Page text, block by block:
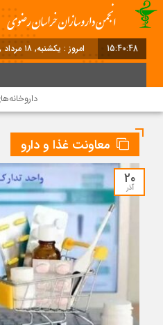
15:40:49 برابر با : Sunday - 9 August - 2026
داروخانه‌های خراسان
معاونت غذا و دارو
۲۰
آذر